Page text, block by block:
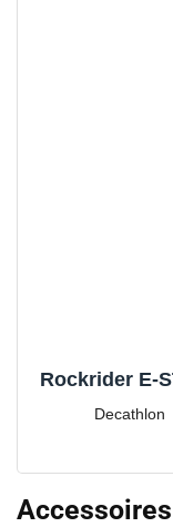
Rockrider E-
Decathlon